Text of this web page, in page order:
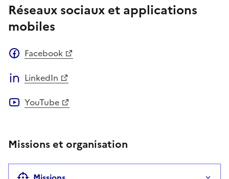
Réseaux sociaux et applications
mobiles
Facebook
LinkedIn
YouTube
Missions et organisation